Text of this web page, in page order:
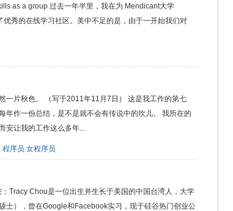
as a group 过去一年半里，我在为 Mendicant大学
秀的在线学习社区。美中不足的是，由于一开始我们对
一片秋色。 （写于2011年11月7日） 这是我工作的第七
作一份总结，是不是就不会有传说中的坎儿。 我所在的
安让我的工作这么多年...
程序员 女程序员
Tracy Chou是一位出生并生长于美国的中国台湾人，大学
士），曾在Google和Facebook实习，现于硅谷热门创业公